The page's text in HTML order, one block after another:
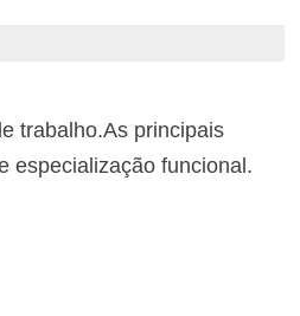
trabalho.As principais
especialização funcional.